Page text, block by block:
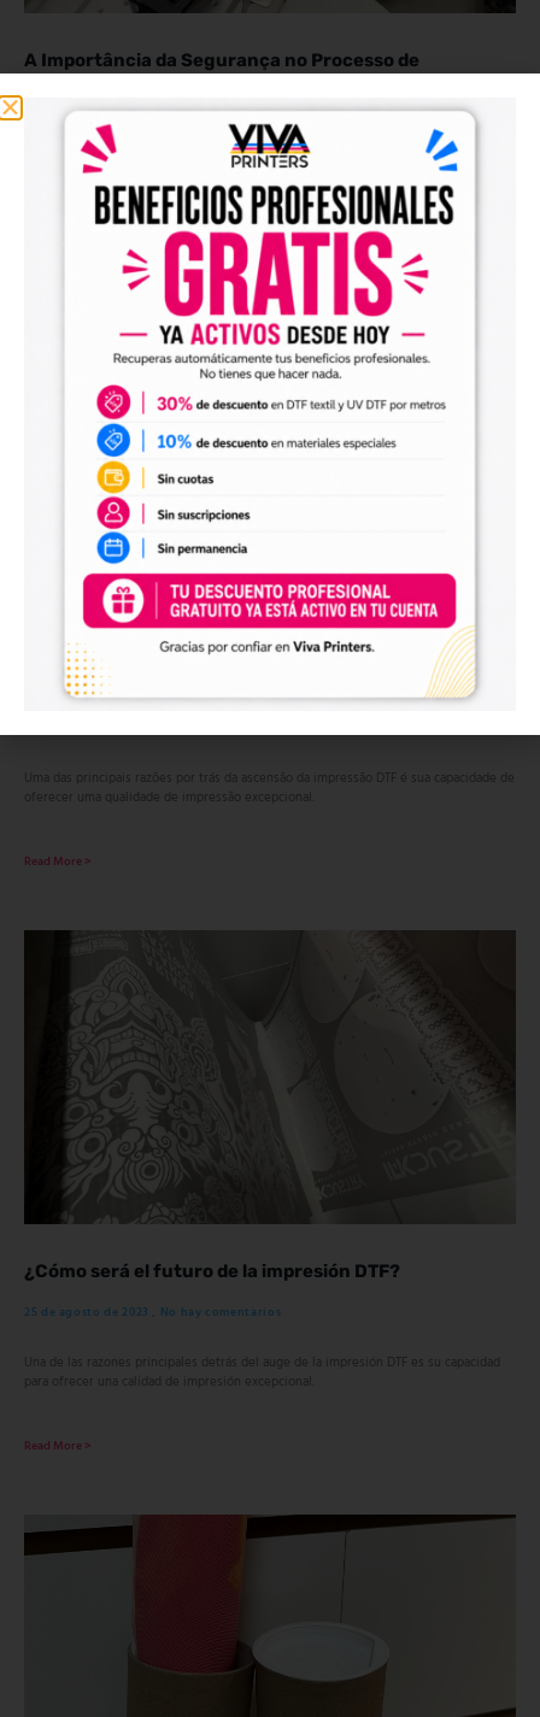
A Importância da Segurança no Processo de
26 de agosto de 2023 No hay comentarios
No emocionante mundo da impressão DTF, a segurança não deve ser negligenciada.
Garantir um processo de impressão seguro não apenas protege a saúde dos
Como será o futuro da impressão DTF?
Uma das principais razões por trás da ascensão da impressão DTF é sua capacidade de
oferecer uma qualidade de impressão excepcional.
Read More >
¿Cómo será el futuro de la impresión DTF?
25 de agosto de 2023 No hay comentarios
Una de las razones principales detrás del auge de la impresión DTF es su capacidad
para ofrecer una calidad de impresión excepcional.
Read More >